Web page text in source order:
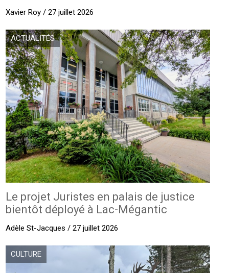
Xavier Roy / 27 juillet 2026
ACTUALITÉS
Le projet Juristes en palais de justice
bientôt déployé à Lac-Mégantic
Adèle St-Jacques / 27 juillet 2026
CULTURE